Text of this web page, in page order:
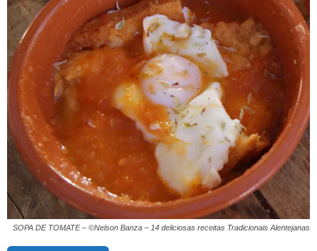
SOPA DE TOMATE – ©Nelson Banza – 14 deliciosas receitas Tradicionais Alentejanas